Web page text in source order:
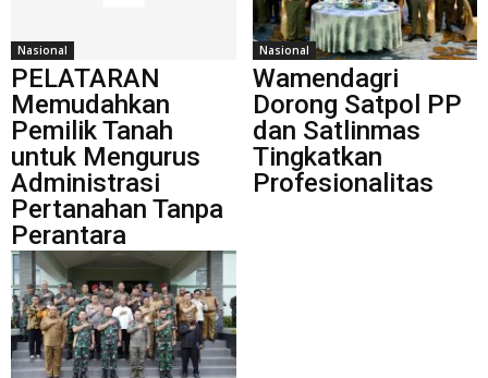
Nasional
PELATARAN
Memudahkan
Pemilik Tanah
untuk Mengurus
Administrasi
Pertanahan Tanpa
Perantara
Nasional
Wamendagri
Dorong Satpol PP
dan Satlinmas
Tingkatkan
Profesionalitas